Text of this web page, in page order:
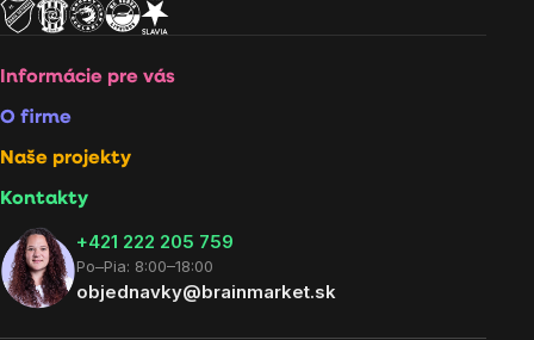
Informácie pre vás
O firme
Naše projekty
Kontakty
+421 222 205 759
Po–Pia: 8:00–18:00
objednavky@brainmarket.sk